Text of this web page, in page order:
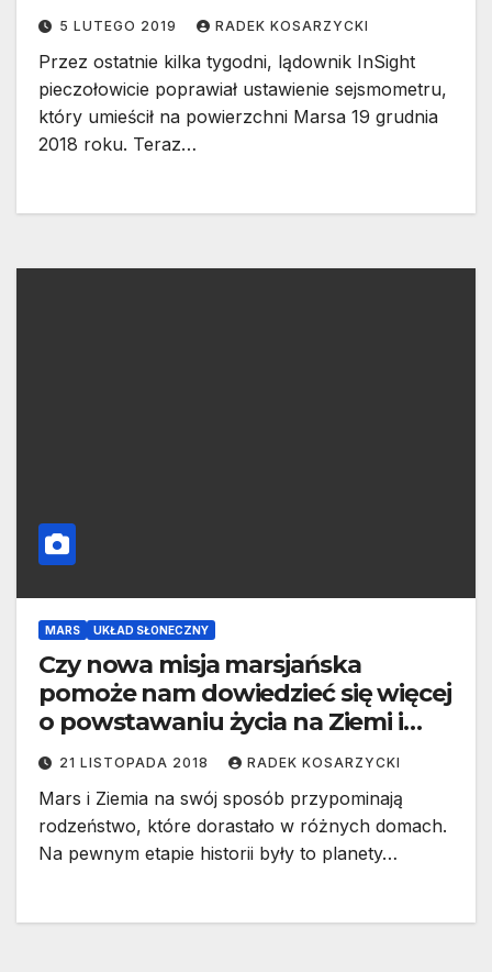
5 LUTEGO 2019 RADEK KOSARZYCKI
Przez ostatnie kilka tygodni, lądownik InSight
pieczołowicie poprawiał ustawienie sejsmometru,
który umieścił na powierzchni Marsa 19 grudnia
2018 roku. Teraz…
MARS UKŁAD SŁONECZNY
Czy nowa misja marsjańska
pomoże nam dowiedzieć się więcej
o powstawaniu życia na Ziemi i
Marsie?
21 LISTOPADA 2018 RADEK KOSARZYCKI
Mars i Ziemia na swój sposób przypominają
rodzeństwo, które dorastało w różnych domach.
Na pewnym etapie historii były to planety…